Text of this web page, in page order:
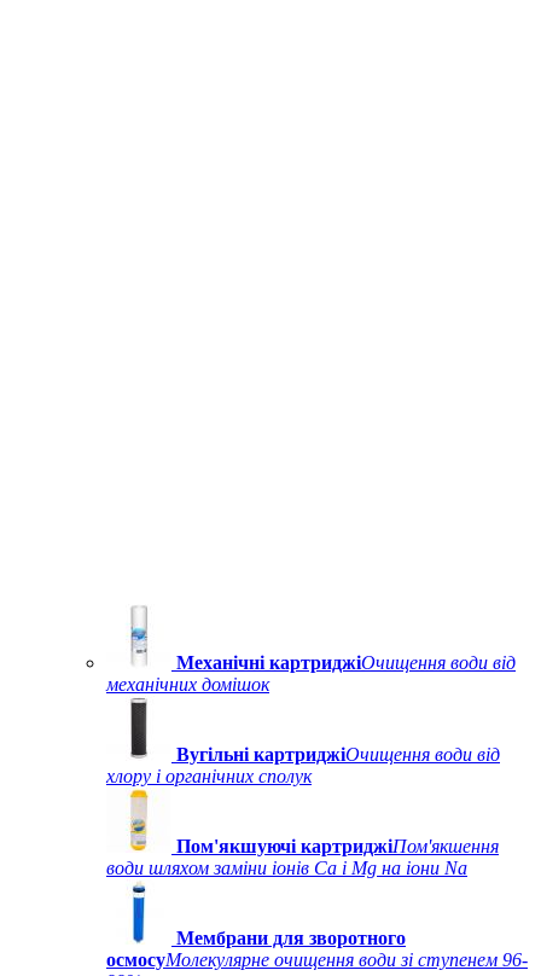
Механічні картриджіОчищення води від
механічних домішок
Вугільні картриджіОчищення води від
хлору і органічних сполук
Пом'якшуючі картриджіПом'якшення
води шляхом заміни іонів Ca і Mg на іони Na
Мембрани для зворотного
осмосуМолекулярне очищення води зі ступенем 96-